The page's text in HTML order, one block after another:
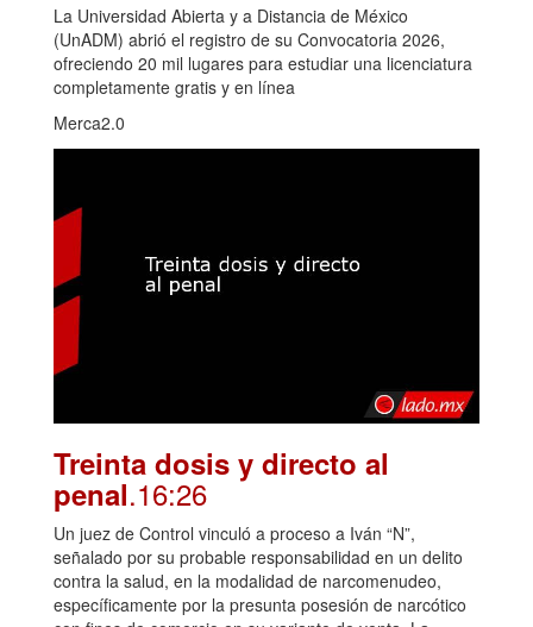
La Universidad Abierta y a Distancia de México
(UnADM) abrió el registro de su Convocatoria 2026,
ofreciendo 20 mil lugares para estudiar una licenciatura
completamente gratis y en línea
Merca2.0
Treinta dosis y directo al
penal.16:26
Un juez de Control vinculó a proceso a Iván “N”,
señalado por su probable responsabilidad en un delito
contra la salud, en la modalidad de narcomenudeo,
específicamente por la presunta posesión de narcótico